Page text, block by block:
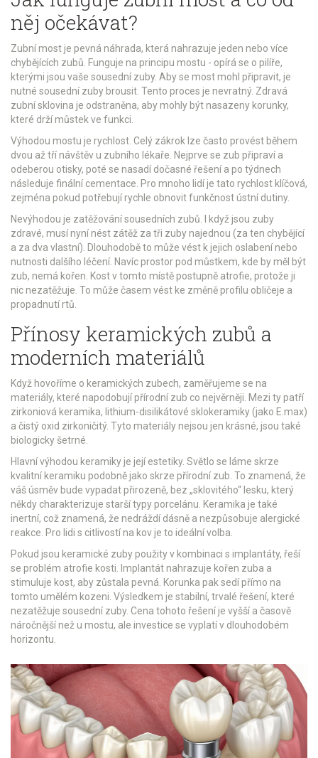
něj očekávat?
Zubní mostje pevná náhrada, která nahrazuje jeden nebo více
chybějících zubů. Funguje na principu mostu - opírá se o pilíře,
kterými jsou vaše sousední zuby. Aby se most mohl připravit, je
nutné sousední zuby brousit. Tento proces je nevratný. Zdravá
zubní sklovina je odstraněna, aby mohly být nasazeny korunky,
které drží můstek ve funkci.
Výhodou mostu je rychlost. Celý zákrok lze často provést během
dvou až tří návštěv u zubního lékaře. Nejprve se zub připraví a
odeberou otisky, poté se nasadí dočasné řešení a po týdnech
následuje finální cementace. Pro mnoho lidí je tato rychlost klíčová,
zejména pokud potřebují rychle obnovit funkčnost ústní dutiny.
Nevýhodou je zatěžování sousedních zubů. I když jsou zuby
zdravé, musí nyní nést zátěž za tři zuby najednou (za ten chybějící
a za dva vlastní). Dlouhodobě to může vést k jejich oslabení nebo
nutnosti dalšího léčení. Navíc prostor pod můstkem, kde by měl být
zub, nemá kořen. Kost v tomto místě postupně atrofie, protože ji
nic nezatěžuje. To může časem vést ke změně profilu obličeje a
propadnutí rtů.
Přínosy keramických zubů a
moderních materiálů
Když hovoříme o keramických zubech, zaměřujeme se na
materiály, které napodobují přírodní zub co nejvěrněji. Mezi ty patří
zirkoniová keramika, lithium-disilikátové sklokeramiky (jako E.max)
a čistý oxid zirkoničitý. Tyto materiály nejsou jen krásné, jsou také
biologicky šetrné.
Hlavní výhodou keramiky je její estetiky. Světlo se láme skrze
kvalitní keramiku podobně jako skrze přírodní zub. To znamená, že
váš úsměv bude vypadat přirozeně, bez „sklovitého“ lesku, který
někdy charakterizuje starší typy porcelánu. Keramika je také
inertní, což znamená, že nedráždí dásně a nezpůsobuje alergické
reakce. Pro lidi s citlivostí na kov je to ideální volba.
Pokud jsou keramické zuby použity v kombinaci s implantáty, řeší
se problém atrofie kosti. Implantát nahrazuje kořen zuba a
stimuluje kost, aby zůstala pevná. Korunka pak sedí přímo na
tomto umělém kozeni. Výsledkem je stabilní, trvalé řešení, které
nezatěžuje sousední zuby. Cena tohoto řešení je vyšší a časově
náročnější než u mostu, ale investice se vyplatí v dlouhodobém
horizontu.